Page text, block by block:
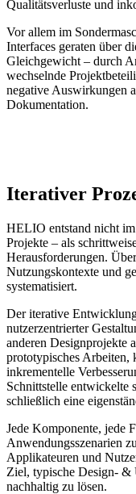
Qualitätsverluste und
Vor allem im
Interfaces geraten über
Gleichgewicht – durch
wechselnde
negative Auswirkungen
Dokumentation.
Iterativer
HELIO entstand nicht
Projekte – als
Herausforderungen.
Nutzungskontexte und
systematisiert.
Der iterative
nutzerzentrierter
anderen Designprojekte
prototypisches Arbeiten,
inkrementelle
Schnittstelle entwickelte
schließlich eine
Jede Komponente, jede
Anwendungsszenarien
Applikateuren und
Ziel, typische Design- &
nachhaltig zu lösen.